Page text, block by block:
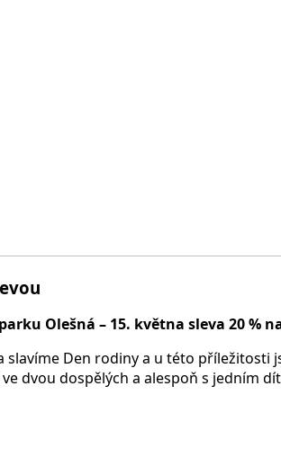
Olešná – 15. května sleva 20 %
slavíme Den rodiny a u této
dvou dospělých a alespoň s jedním